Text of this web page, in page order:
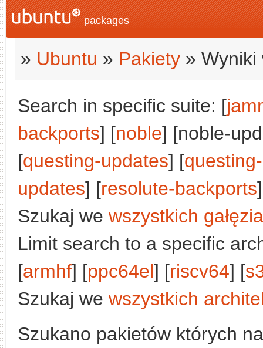
packages
» Ubuntu » Pakiety » Wyniki
Search in specific suite: [
backports] [noble] [noble-
[questing-updates] [
updates] [resolute-backports
Szukaj we wszystkich
Limit search to a specific
[armhf] [ppc64el] [riscv64] [
Szukaj we wszystkich
Szukano pakietów których